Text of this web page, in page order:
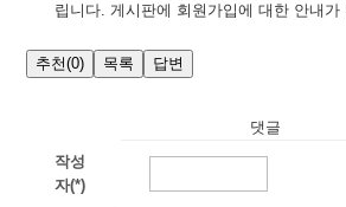
립니다. 게시판에 회원가입에 대한 안내가
추천(0) 목록 답변
댓글
작성
자(*)